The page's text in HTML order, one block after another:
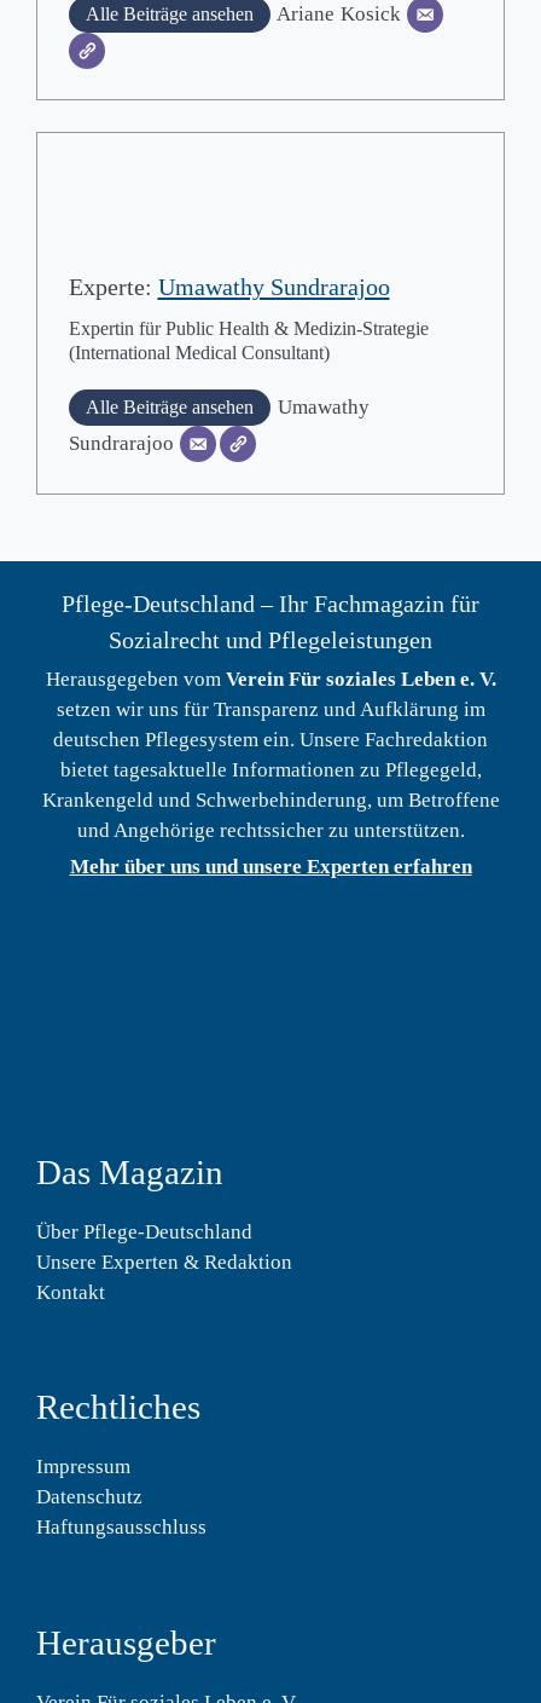
Alle Beiträge ansehen Ariane Kosick
Experte: Umawathy Sundrarajoo
Expertin für Public Health & Medizin-Strategie
(International Medical Consultant)
Alle Beiträge ansehen
Umawathy
Sundrarajoo
Pflege-Deutschland – Ihr Fachmagazin für
Sozialrecht und Pflegeleistungen
Herausgegeben vom Verein Für soziales Leben e. V.
setzen wir uns für Transparenz und Aufklärung im
deutschen Pflegesystem ein. Unsere Fachredaktion
bietet tagesaktuelle Informationen zu Pflegegeld,
Krankengeld und Schwerbehinderung, um Betroffene
und Angehörige rechtssicher zu unterstützen.
Mehr über uns und unsere Experten erfahren
Das Magazin
Über Pflege-Deutschland
Unsere Experten & Redaktion
Kontakt
Rechtliches
Impressum
Datenschutz
Haftungsausschluss
Herausgeber